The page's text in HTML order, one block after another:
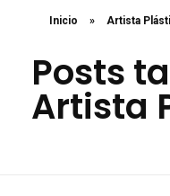
Inicio » Artista
Posts
Artista